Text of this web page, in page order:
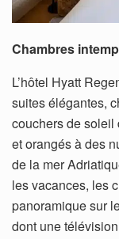
Chambres
L’hôtel Hyatt
suites élégantes,
couchers de soleil
et orangés à des
de la mer
les vacances, les
panoramique sur
dont une